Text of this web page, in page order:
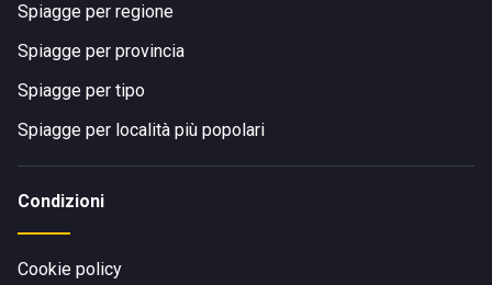
Spiagge per regione
Spiagge per provincia
Spiagge per tipo
Spiagge per località più popolari
Condizioni
Cookie policy